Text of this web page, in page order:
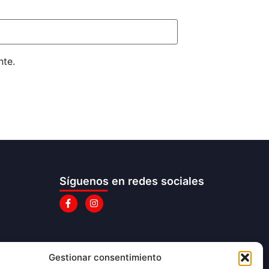
Gestionar consentimiento
Síguenos en redes sociales